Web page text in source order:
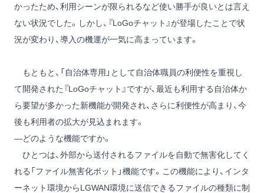
かったため、利用シーンが限られるなど使い勝手が良いとは言え
ない状況でした。しかし、『LoGoチャット』が登場したことで状
況が変わり、導入の機運が一気に高まっています。
もともと、「自治体専用」として自治体職員の利便性を重視し
て開発された『LoGoチャット』ですが、最近も利用する自治体か
ら要望が多かった新機能が開発され、さらに利便性が高まり、今
後も利用者の拡大が見込まれます。
―どのような機能ですか。
ひとつは、外部から送付されるファイルを自動で無害化してく
れる「ファイル無害化ボット」機能です。この機能により、インタ
ーネット環境からLGWAN環境に送信できるファイルの種類に制